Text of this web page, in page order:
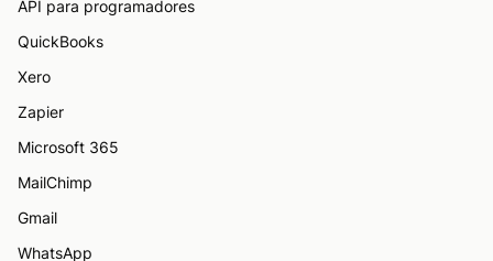
API para programadores
QuickBooks
Xero
Zapier
Microsoft 365
MailChimp
Gmail
WhatsApp